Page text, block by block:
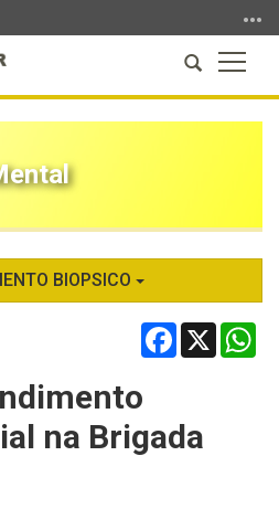
a
Abrir
a
busca
BIOPSICO
Facebook
X
na Brigada